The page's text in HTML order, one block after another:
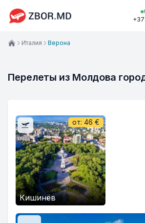
Италия Верона
Перелеты из Молдова
Кишинёв
от: 46 €